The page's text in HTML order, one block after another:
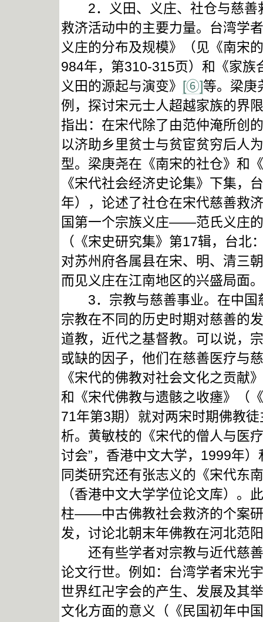
2．义田、义庄、社仓与慈善
救济活动中的主要力量。台湾学
义庄的分布及规模》（见《南宋
984年，第310-315页）和《家族
义田的源起与演变》 [⑥]等。梁庚
例，探讨宋元士人超越家族的界
指出：在宋代除了由范仲淹所创
以济助乡里贫士与贫宦贫穷后人
型。梁庚尧在《南宋的社仓》和
《宋代社会经济史论集》下集，
年），论述了社仓在宋代慈善救
国第一个宗族义庄——范氏义庄
（《宋史研究集》第17辑，台北
对苏州府各属县在宋、明、清三
而见义庄在江南地区的兴盛局面。
3．宗教与慈善事业。在中国
宗教在不同的历史时期对慈善的
道教，近代之基督教。可以说，
或缺的因子，他们在慈善医疗与
《宋代的佛教对社会文化之贡献
和《宋代佛教与遗骸之收瘗》（
71年第3期）就对两宋时期佛教
析。黄敏枝的《宋代的僧人与医
讨会”，香港中文大学，1999年
同类研究还有张志义的《宋代东
（香港中文大学学位论文库）。
柱——中古佛教社会救济的个案
发，讨论北朝末年佛教在河北范
还有些学者对宗教与近代慈善
论文行世。例如：台湾学者宋光
世界红卍字会的产生、发展及其
文化方面的意义（《民国初年中